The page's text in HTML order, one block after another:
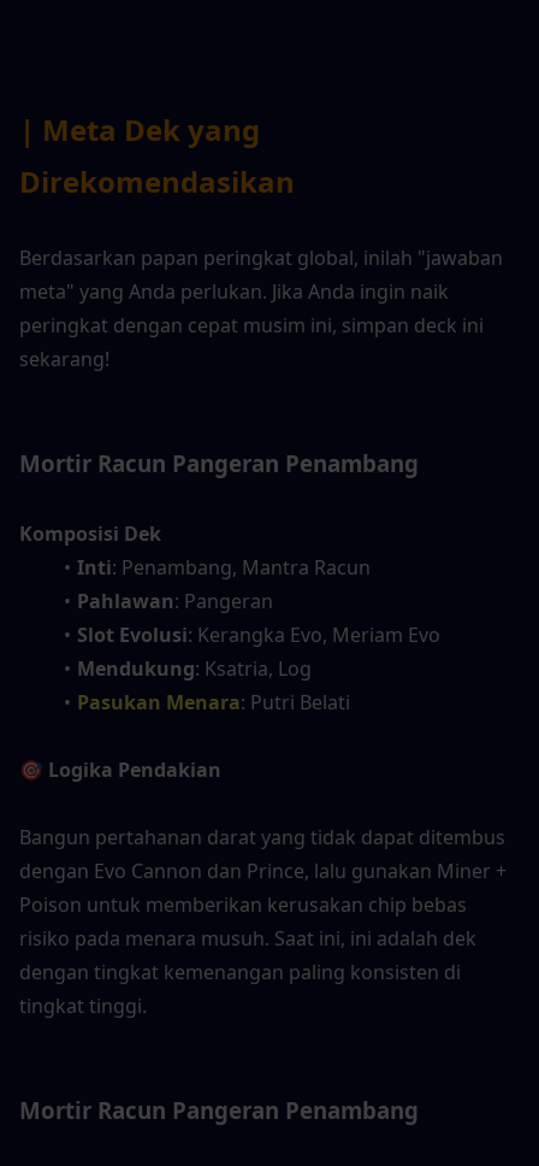
| Meta Dek yang
Direkomendasikan
Berdasarkan papan peringkat global, inilah "jawaban
meta" yang Anda perlukan. Jika Anda ingin naik
peringkat dengan cepat musim ini, simpan deck ini
sekarang!
Mortir Racun Pangeran Penambang
Komposisi Dek
Inti: Penambang, Mantra Racun
Pahlawan: Pangeran
Slot Evolusi: Kerangka Evo, Meriam Evo
Mendukung: Ksatria, Log
Pasukan Menara: Putri Belati
🎯 Logika Pendakian
Bangun pertahanan darat yang tidak dapat ditembus
dengan Evo Cannon dan Prince, lalu gunakan Miner +
Poison untuk memberikan kerusakan chip bebas
risiko pada menara musuh. Saat ini, ini adalah dek
dengan tingkat kemenangan paling konsisten di
tingkat tinggi.
Mortir Racun Pangeran Penambang